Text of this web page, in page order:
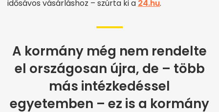
idősávos vásárláshoz – szúrta ki a 24.hu.
A kormány még nem rendelte
el országosan újra, de – több
más intézkedéssel
egyetemben – ez is a kormány